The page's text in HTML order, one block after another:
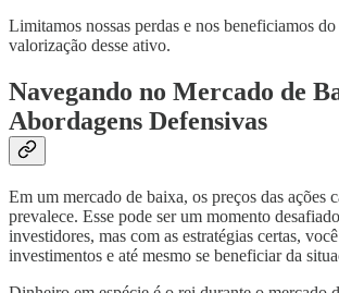
Limitamos nossas perdas e nos beneficiamos
valorização desse ativo.
Navegando no Mercado de
Abordagens Defensivas
Em um mercado de baixa, os preços das ações
prevalece. Esse pode ser um momento
investidores, mas com as estratégias certas,
investimentos e até mesmo se beneficiar da